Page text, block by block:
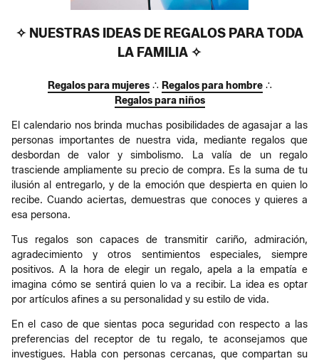
✧ NUESTRAS IDEAS DE REGALOS PARA TODA
LA FAMILIA ✧
Regalos para mujeres∴ Regalos para hombre∴
Regalos para niños
El calendario nos brinda muchas posibilidades de agasajar a las
personas importantes de nuestra vida, mediante regalos que
desbordan de valor y simbolismo. La valía de un regalo
trasciende ampliamente su precio de compra. Es la suma de tu
ilusión al entregarlo, y de la emoción que despierta en quien lo
recibe. Cuando aciertas, demuestras que conoces y quieres a
esa persona.
Tus regalos son capaces de transmitir cariño, admiración,
agradecimiento y otros sentimientos especiales, siempre
positivos. A la hora de elegir un regalo, apela a la empatía e
imagina cómo se sentirá quien lo va a recibir. La idea es optar
por artículos afines a su personalidad y su estilo de vida.
En el caso de que sientas poca seguridad con respecto a las
preferencias del receptor de tu regalo, te aconsejamos que
investigues. Habla con personas cercanas, que compartan su